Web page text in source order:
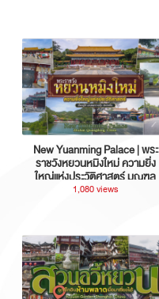
New Yuanming Palace | พระ
ราชวังหยวนหมิงใหม่ ความยิ่ง
ใหญ่แห่งประวัติศาสตร์ มณฑล
กวางตุ้ง ประเทศจีน
1,080 views